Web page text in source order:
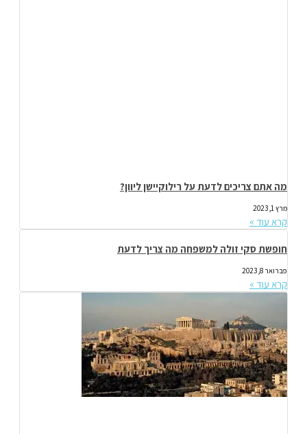
מה אתם צריכים לדעת על רילוקיישן ליוון?
מרץ 1, 2023
קרא עוד »
חופשת סקי זולה למשפחה מה צריך לדעת
פברואר 8, 2023
קרא עוד »